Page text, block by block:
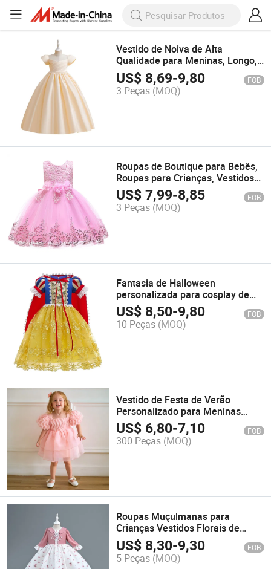
Vestido de Noiva de Alta
Qualidade para Meninas, Longo,
Floral, para Festa de Aniversário,
Vestido Fluffy
US$ 8,69-9,80 FOB
3 Peças (MOQ)
Roupas de Boutique para Bebês,
Roupas para Crianças, Vestidos
para Meninas, Vestido com
Lantejoulas e Bordados
US$7,99-8,85 FOB
3 Peças (MOQ)
Fantasia de Halloween
personalizada para cosplay de
princesa Branca de Neve
US$ 8,50-9,80 FOB
10 Peças (MOQ)
Vestido de Festa de Verão
Personalizado para Meninas
Bebê Vestido de Aniversário
US$ 6,80-7,10 FOB
300 Peças (MOQ)
Roupas Muçulmanas para
Crianças Vestidos Florais de
Aniversário Vestido de Princesa
US$ 8,30-9,30 FOB
5 Peças (MOQ)